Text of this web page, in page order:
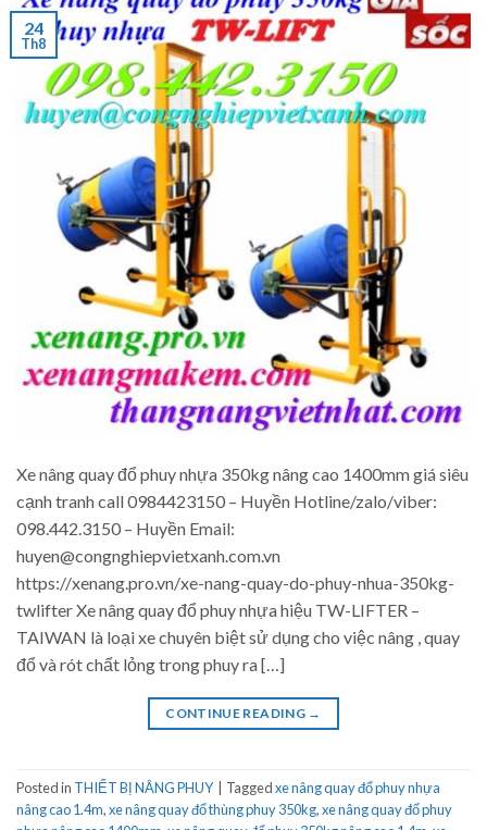
24
Th8
Xe nâng quay đổ phuy nhựa 350kg nâng cao 1400mm giá siêu
cạnh tranh call 0984423150 – Huyền Hotline/zalo/viber:
098.442.3150 – Huyền Email:
huyen@congnghiepvietxanh.com.vn
https://xenang.pro.vn/xe-nang-quay-do-phuy-nhua-350kg-
twlifter Xe nâng quay đổ phuy nhựa hiệu TW-LIFTER –
TAIWAN là loại xe chuyên biệt sử dụng cho việc nâng , quay
đổ và rót chất lỏng trong phuy ra […]
CONTINUE READING →
Posted in THIẾT BỊ NÂNG PHUY Taggedxe nâng quay đổ phuy nhựa
nâng cao 1.4m,xe nâng quay đổ thùng phuy 350kg,xe nâng quay đổ phuy